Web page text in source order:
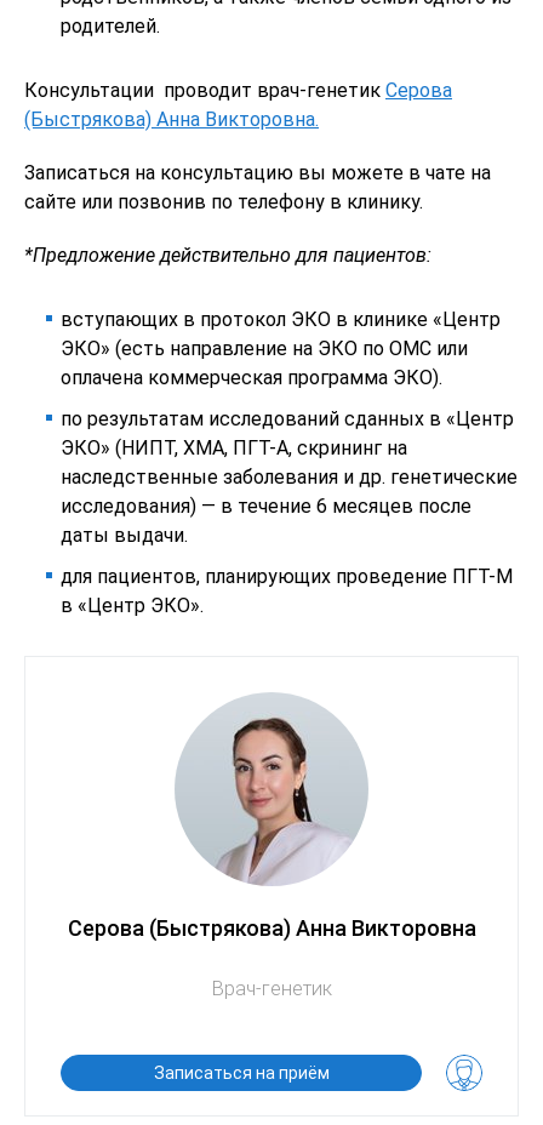
родителей.
Консультации проводит врач-генетик Серова
(Быстрякова) Анна Викторовна.
Записаться на консультацию вы можете в чате на
сайте или позвонив по телефону в клинику.
*Предложение действительно для пациентов:
вступающих в протокол ЭКО в клинике «Центр
ЭКО» (есть направление на ЭКО по ОМС или
оплачена коммерческая программа ЭКО).
по результатам исследований сданных в «Центр
ЭКО» (НИПТ, ХМА, ПГТ-А, скрининг на
наследственные заболевания и др. генетические
исследования) — в течение 6 месяцев после
даты выдачи.
для пациентов, планирующих проведение ПГТ-М
в «Центр ЭКО».
Серова (Быстрякова) Анна Викторовна
Врач-генетик
Записаться на приём